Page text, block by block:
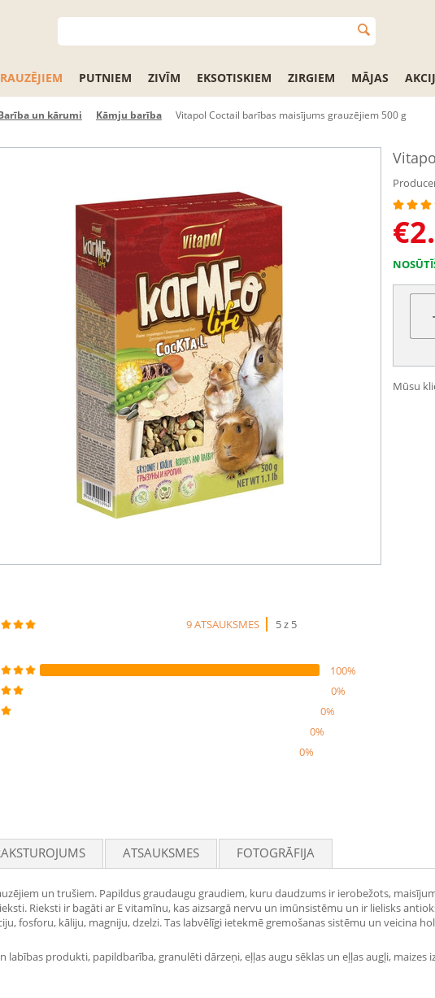
PUTNIEM ZIVĪM EKSOTISKIEM ZIRGIEM MĀJAS
un kārumi Kāmju barība Vitapol Coctail barības maisījums grauzējiem 500 g
€
Mūsu
9 ATSAUKSMES 5 z 5
100%
0%
0%
0%
0%
ATSAUKSMES FOTOGRĀFIJA
un trušiem. Papildus graudaugu graudiem, kuru daudzums ir ierobežots,
Rieksti ir bagāti ar E vitamīnu, kas aizsargā nervu un imūnsistēmu un ir lielisks
fosforu, kāliju, magniju, dzelzi. Tas labvēlīgi ietekmē gremošanas sistēmu un veicina
labības produkti, papildbarība, granulēti dārzeņi, eļļas augu sēklas un eļļas augļi, maizes